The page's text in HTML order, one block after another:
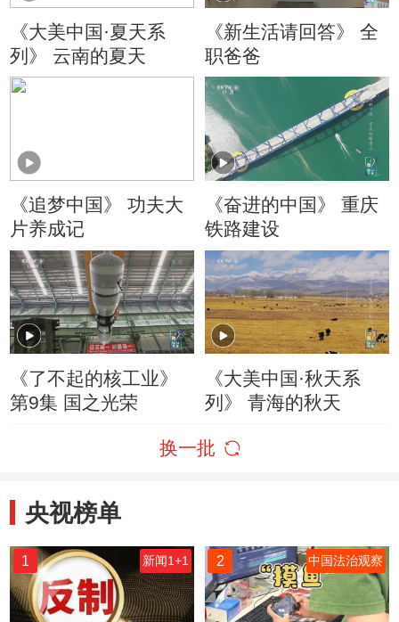
《大美中国·夏天系
列》 云南的夏天
《新生活请回答》 全
职爸爸
《追梦中国》 功夫大
片养成记
《奋进的中国》 重庆
铁路建设
《了不起的核工业》
第9集 国之光荣
《大美中国·秋天系
列》 青海的秋天
换一批
央视榜单
1 新闻1+1 2 中国法治观察